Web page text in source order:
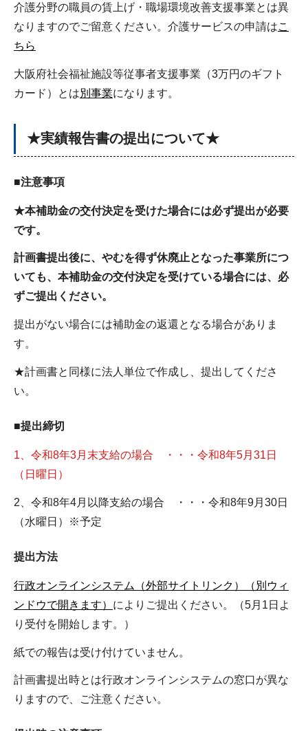
介護分野の職員の賃上げ・職場環境改善支援事業とは異
なりますのでご留意ください。介護サービスの申請はこ
ちら
大阪府社会福祉施設等従事者支援事業（3万円のギフト
カード）とは別事業になります。
★実績報告書の提出について★
■注意事項
★本補助金の交付決定を受けた場合には必ず提出が必要
です。
計画書提出後に、やむを得ず休廃止となった事業所につ
いても、本補助金の交付決定を受けている場合には、必
ずご提出ください。
提出がない場合には補助金の返還となる場合がありま
す。
★計画書と同様に法人単位で作成し、提出してくださ
い。
■提出締切
1、令和8年3月末支給の場合 ・・・令和8年5月31日
（日曜日）
2、令和8年4月以降支給の場合 ・・・令和8年9月30日
（水曜日）※予定
提出方法
行政オンラインシステム（外部サイトリンク）（別ウィ
ンドウで開きます） によりご提出ください。（5月1日よ
り受付を開始します。）
紙での報告は受け付けていません。
計画書提出時とは行政オンラインシステムの窓口が異な
りますので、ご注意ください。